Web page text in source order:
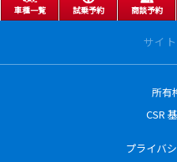
車種一覧 試乗予約 商談予約
サイ
所有
CSR
プライバ